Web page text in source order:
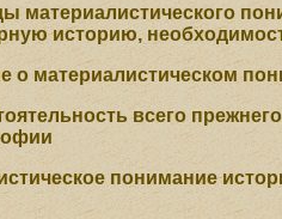
материалистического
историю,
о материалистическом
всего
понимание